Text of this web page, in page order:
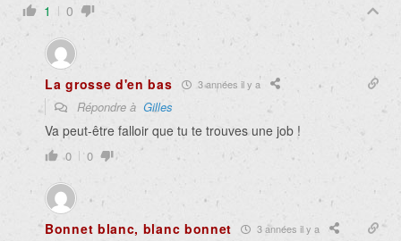
1 0
La grosse d'en bas 3 années il y a
Répondre à Gilles
Va peut-être falloir que tu te trouves une job !
0 0
Bonnet blanc, blanc bonnet 3 années il y a